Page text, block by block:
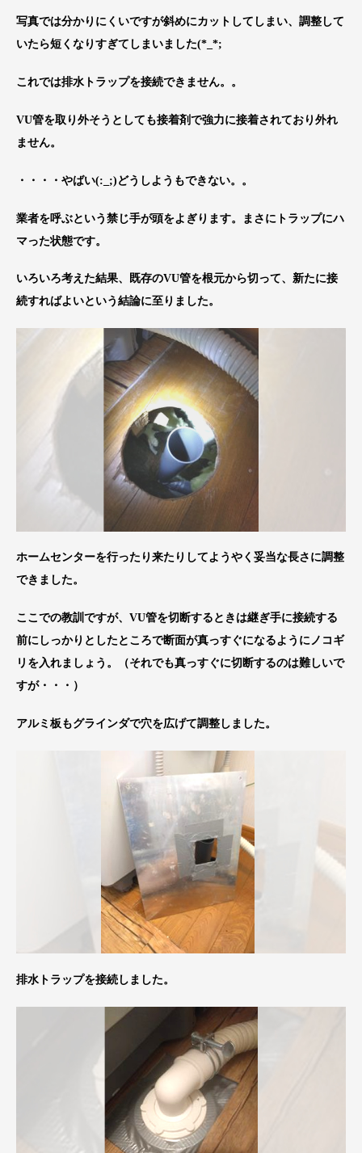
写真では分かりにくいですが斜めにカットしてしまい、調整して
いたら短くなりすぎてしまいました(*_*;
これでは排水トラップを接続できません。。
VU管を取り外そうとしても接着剤で強力に接着されており外れ
ません。
・・・・やばい(:_;)どうしようもできない。。
業者を呼ぶという禁じ手が頭をよぎります。まさにトラップにハ
マった状態です。
いろいろ考えた結果、既存のVU管を根元から切って、新たに接
続すればよいという結論に至りました。
ホームセンターを行ったり来たりしてようやく妥当な長さに調整
できました。
ここでの教訓ですが、VU管を切断するときは継ぎ手に接続する
前にしっかりとしたところで断面が真っすぐになるようにノコギ
リを入れましょう。（それでも真っすぐに切断するのは難しいで
すが・・・）
アルミ板もグラインダで穴を広げて調整しました。
排水トラップを接続しました。